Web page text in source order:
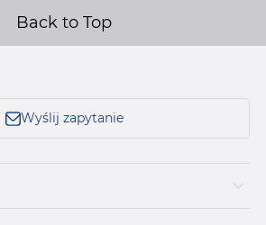
Back to Top
Wyślij zapytanie